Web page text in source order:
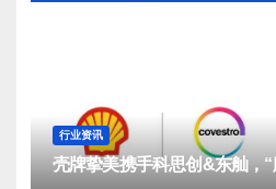
行业资讯
壳牌挚美携手科思创&东舢，“